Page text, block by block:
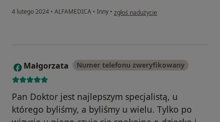
4 lutego 2024 • ALFAMEDICA • Inny • w opinii użytkownika Marta Kluźniak
zgłoś nadużycie
M Małgorzata Numer telefonu zweryfikowany
Pan Doktor jest najlepszym specjalistą, u
którego byliśmy, a byliśmy u wielu. Tylko po